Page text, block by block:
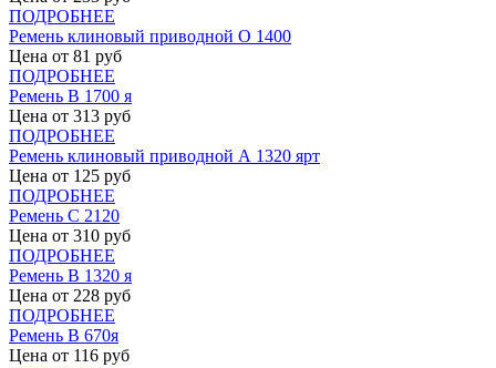
ПОДРОБНЕЕ
Ремень клиновый приводной О 1400
Цена от 81 руб
ПОДРОБНЕЕ
Ремень В 1700 я
Цена от 313 руб
ПОДРОБНЕЕ
Ремень клиновый приводной А 1320 ярт
Цена от 125 руб
ПОДРОБНЕЕ
Ремень С 2120
Цена от 310 руб
ПОДРОБНЕЕ
Ремень В 1320 я
Цена от 228 руб
ПОДРОБНЕЕ
Ремень В 670я
Цена от 116 руб